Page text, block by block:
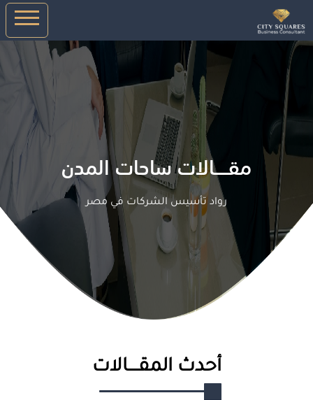
مقـــــالات ساحات المدن
رواد تأسيس الشركات في مصر
أحدث المقـــــالات